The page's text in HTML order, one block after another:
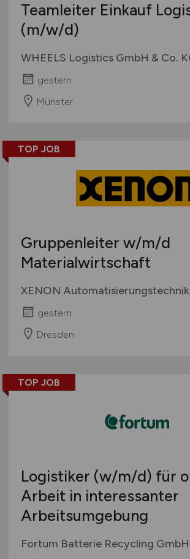
Teamleiter Einkauf
(m/w/d)
WHEELS Logistics GmbH & Co.
gestern
Münster
TOP JOB
Gruppenleiter w/m/d
Materialwirtschaft
XENON
gestern
Dresden
TOP JOB
Logistiker (w/m/d) für
Arbeit in interessanter
Arbeitsumgebung
Fortum Batterie Recycling GmbH